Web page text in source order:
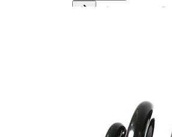
miniblok
152 mm